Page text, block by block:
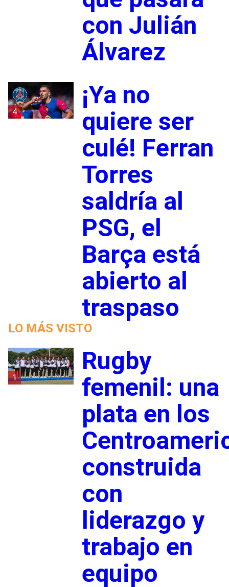
con Julián
Álvarez
4
¡Ya no
quiere ser
culé! Ferran
Torres
saldría al
PSG, el
Barça está
abierto al
traspaso
LO MÁS VISTO
1
Rugby
femenil: una
plata en los
construida
con
liderazgo y
trabajo en
equipo